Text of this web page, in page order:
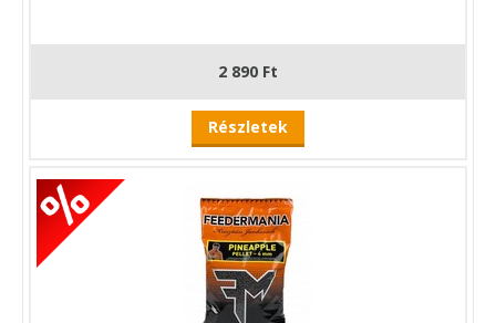
2 890 Ft
Részletek